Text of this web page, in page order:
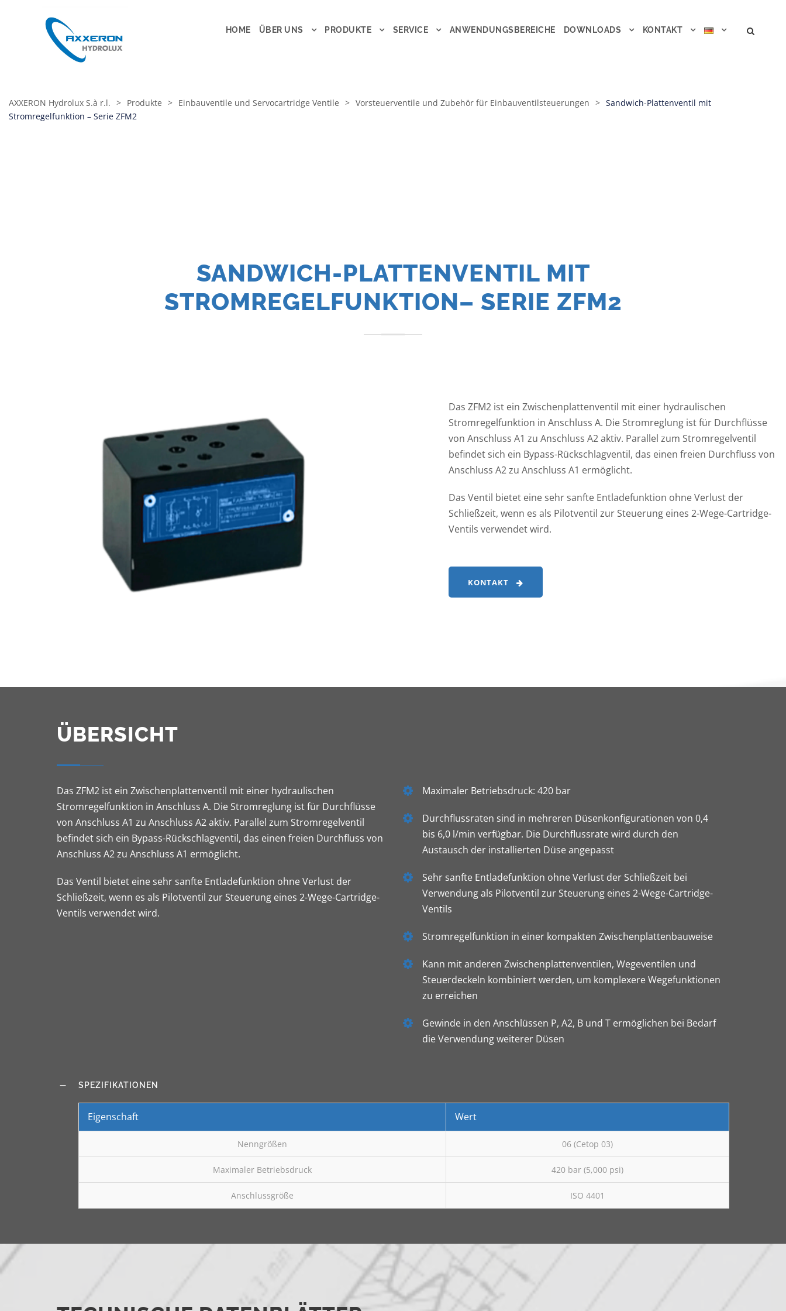
HOME ÜBER UNS PRODUKTE SERVICE ANWENDUNGSBEREICHE DOWNLOADS KONTAKT
AXXERON Hydrolux S.à r.l. > Produkte > Einbauventile und Servocartridge Ventile > Vorsteuerventile und Zubehör für Einbauventilsteuerungen > Sandwich-Plattenventil mit
Stromregelfunktion – Serie ZFM2
SANDWICH-PLATTENVENTIL MIT
STROMREGELFUNKTION– SERIE ZFM2
Das ZFM2 ist ein Zwischenplattenventil mit einer hydraulischen
Stromregelfunktion in Anschluss A. Die Stromreglung ist für Durchflüsse
von Anschluss A1 zu Anschluss A2 aktiv. Parallel zum Stromregelventil
befindet sich ein Bypass-Rückschlagventil, das einen freien Durchfluss von
Anschluss A2 zu Anschluss A1 ermöglicht.
Das Ventil bietet eine sehr sanfte Entladefunktion ohne Verlust der
Schließzeit, wenn es als Pilotventil zur Steuerung eines 2-Wege-Cartridge-
Ventils verwendet wird.
KONTAKT
ÜBERSICHT
Das ZFM2 ist ein Zwischenplattenventil mit einer hydraulischen
Stromregelfunktion in Anschluss A. Die Stromreglung ist für Durchflüsse
von Anschluss A1 zu Anschluss A2 aktiv. Parallel zum Stromregelventil
befindet sich ein Bypass-Rückschlagventil, das einen freien Durchfluss von
Anschluss A2 zu Anschluss A1 ermöglicht.
Das Ventil bietet eine sehr sanfte Entladefunktion ohne Verlust der
Schließzeit, wenn es als Pilotventil zur Steuerung eines 2-Wege-Cartridge-
Ventils verwendet wird.
Maximaler Betriebsdruck: 420 bar
Durchflussraten sind in mehreren Düsenkonfigurationen von 0,4
bis 6,0 l/min verfügbar. Die Durchflussrate wird durch den
Austausch der installierten Düse angepasst
Sehr sanfte Entladefunktion ohne Verlust der Schließzeit bei
Verwendung als Pilotventil zur Steuerung eines 2-Wege-Cartridge-
Ventils
Stromregelfunktion in einer kompakten Zwischenplattenbauweise
Kann mit anderen Zwischenplattenventilen, Wegeventilen und
Steuerdeckeln kombiniert werden, um komplexere Wegefunktionen
zu erreichen
Gewinde in den Anschlüssen P, A2, B und T ermöglichen bei Bedarf
die Verwendung weiterer Düsen
SPEZIFIKATIONEN
Eigenschaft Wert
Nenngrößen 06 (Cetop 03)
Maximaler Betriebsdruck 420 bar (5,000 psi)
Anschlussgröße ISO 4401